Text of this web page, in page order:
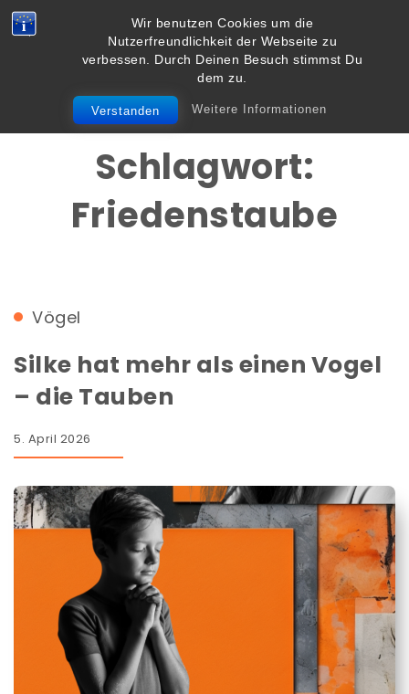
Wir benutzen Cookies um die
Nutzerfreundlichkeit der Webseite zu
verbessen. Durch Deinen Besuch stimmst Du
dem zu.
Verstanden Weitere Informationen
Skip to content
Vielbegabt.de
Toggle
navigation
Schlagwort:
Friedenstaube
Vögel
Silke hat mehr als einen Vogel
– die Tauben
5. April 2026